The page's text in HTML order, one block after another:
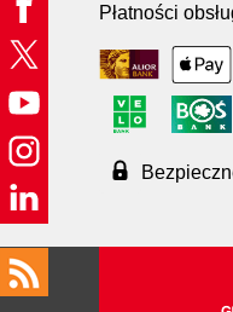
Płatności